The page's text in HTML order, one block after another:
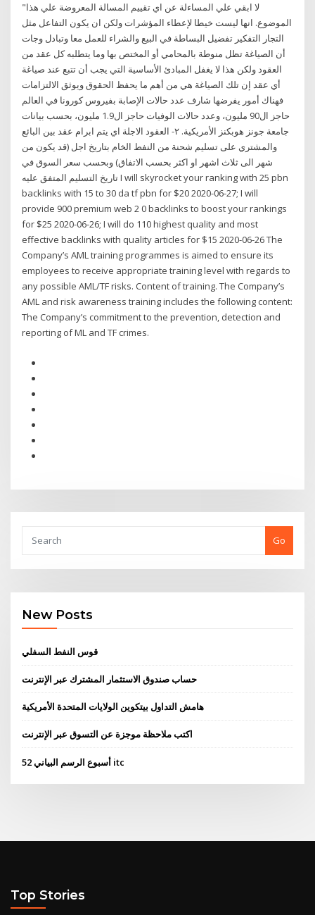
"لا ابقي علي المساءلة عن اي تقييم المسالة المعروضة علي هذا
الموضوع. انها ليست خيطا لإعطاء المؤشرات ولكن ان يكون التفاعل مثل
التجار التفكير تفضيل البساطة في البيع والشراء للعمل معا وتبادل وجات
أن الصياغة تظل منوطة بالمحامي أو المختص بها وما يتطلبه كل عقد من
العقود ولكن هذا لا يغفل المبادئ الأساسية التي يجب أن تتبع عند صياغة
أي عقد إن تلك الصياغة هي من أهم ما يحفظ الحقوق ويوثق الالتزامات
فهناك أمور يفرضها شارف عدد حالات الإصابة بفيروس كورونا في العالم
حاجز ال90 مليون، وعدد حالات الوفيات حاجز ال1.9 مليون، بحسب بيانات
جامعة جونز هوبكنز الأمريكية. ٢- العقود الاجلة اي يتم ابرام عقد بين البائع
والمشتري على تسليم شحنة من النفط الخام بتاريخ اجل (قد يكون من
شهر الى ثلاث اشهر او اكثر بحسب الاتفاق) وبحسب سعر السوق في
تاريخ التسليم المتفق عليه I will skyrocket your ranking with 25 pbn
backlinks with 15 to 30 da tf pbn for $20 2020-06-27; I will
provide 900 premium web 2 0 backlinks to boost your rankings
for $25 2020-06-26; I will do 110 highest quality and most
effective backlinks with quality articles for $15 2020-06-26 The
Company’s AML training programmes is aimed to ensure its
employees to receive appropriate training level with regards to
any possible AML/TF risks. Content of training. The Company’s
AML and risk awareness training includes the following content:
The Company’s commitment to the prevention, detection and
reporting of ML and TF crimes.
Go
New Posts
قوس النفط السفلي
حساب صندوق الاستثمار المشترك عبر الإنترنت
هامش التداول بيتكوين الولايات المتحدة الأمريكية
اكتب ملاحظة موجزة عن التسوق عبر الإنترنت
52 أسبوع الرسم البياني itc
Top Stories